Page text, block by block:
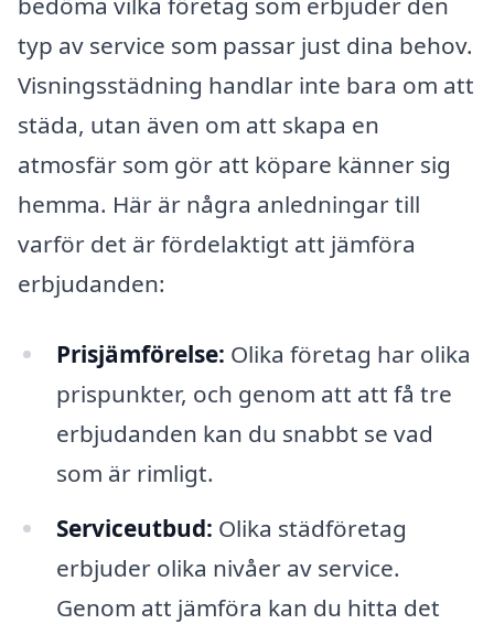
typ av service som passar just dina behov.
Visningsstädning handlar inte bara om att
städa, utan även om att skapa en
atmosfär som gör att köpare känner sig
hemma. Här är några anledningar till
varför det är fördelaktigt att jämföra
erbjudanden:
Prisjämförelse: Olika företag har olika
prispunkter, och genom att att få tre
erbjudanden kan du snabbt se vad
som är rimligt.
Serviceutbud: Olika städföretag
erbjuder olika nivåer av service.
Genom att jämföra kan du hitta det